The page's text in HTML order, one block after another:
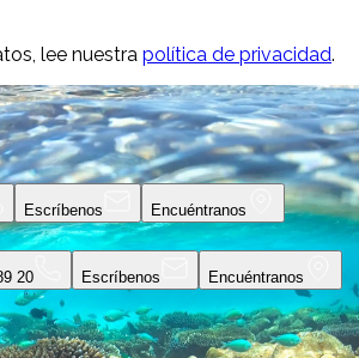
lee nuestra política de privacidad.
Escríbenos Encuéntranos
20 Escríbenos Encuéntranos